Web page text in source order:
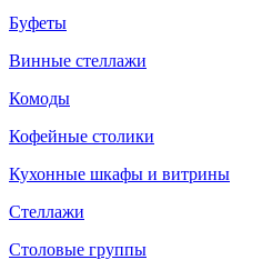
Буфеты
Винные стеллажи
Комоды
Кофейные столики
Кухонные шкафы и витрины
Стеллажи
Столовые группы